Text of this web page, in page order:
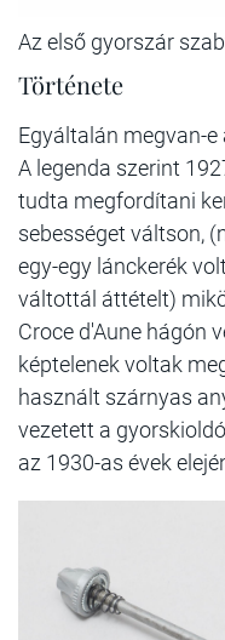
Az első gyorszár
Története
Egyáltalán megvan-
A legenda szerint
tudta megfordítani
sebességet váltson,
egy-egy lánckerék
váltottál áttételt)
Croce d'Aune hágón
képtelenek voltak
használt szárnyas
vezetett a
az 1930-as évek